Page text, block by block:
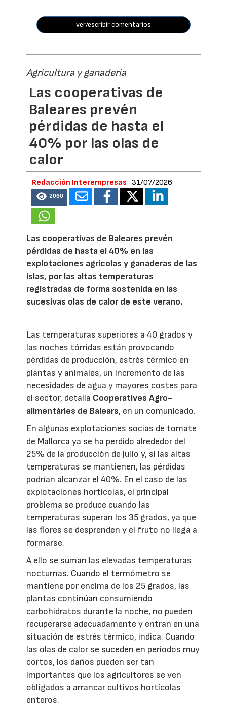
ver/escribir comentarios
Agricultura y ganadería
Las cooperativas de
Baleares prevén
pérdidas de hasta el
40% por las olas de
calor
Redacción Interempresas 31/07/2026
2060
Las cooperativas de Baleares prevén
pérdidas de hasta el 40% en las
explotaciones agrícolas y ganaderas de las
islas, por las altas temperaturas
registradas de forma sostenida en las
sucesivas olas de calor de este verano.
Las temperaturas superiores a 40 grados y
las noches tórridas están provocando
pérdidas de producción, estrés térmico en
plantas y animales, un incremento de las
necesidades de agua y mayores costes para
el sector, detalla Cooperatives Agro-
alimentàries de Balears, en un comunicado.
En algunas explotaciones socias de tomate
de Mallorca ya se ha perdido alrededor del
25% de la producción de julio y, si las altas
temperaturas se mantienen, las pérdidas
podrían alcanzar el 40%. En el caso de las
explotaciones hortícolas, el principal
problema se produce cuando las
temperaturas superan los 35 grados, ya que
las flores se desprenden y el fruto no llega a
formarse.
A ello se suman las elevadas temperaturas
nocturnas. Cuando el termómetro se
mantiene por encima de los 25 grados, las
plantas continúan consumiendo
carbohidratos durante la noche, no pueden
recuperarse adecuadamente y entran en una
situación de estrés térmico, indica. Cuando
las olas de calor se suceden en periodos muy
cortos, los daños pueden ser tan
importantes que los agricultores se ven
obligados a arrancar cultivos hortícolas
enteros.